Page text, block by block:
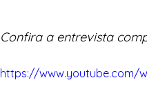
Confira a entrevista
https://www.youtube.com/